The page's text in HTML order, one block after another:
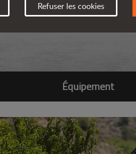
Équipement
Refuser les cookies